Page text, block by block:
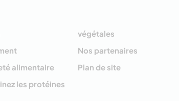
alimentaire
les protéines
végétales
Nos partenaires
Plan de site